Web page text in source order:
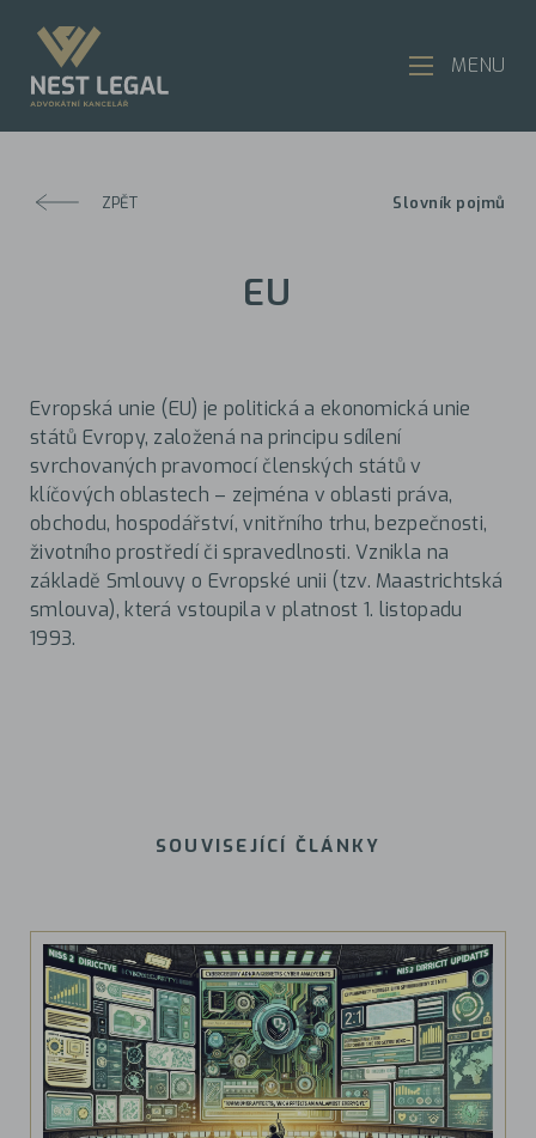
ZPĚT Slovník pojmů
EU
Evropská unie (EU) je politická a ekonomická unie
států Evropy, založená na principu sdílení
svrchovaných pravomocí členských států v
klíčových oblastech – zejména v oblasti práva,
obchodu, hospodářství, vnitřního trhu, bezpečnosti,
životního prostředí či spravedlnosti. Vznikla na
základě Smlouvy o Evropské unii (tzv. Maastrichtská
smlouva), která vstoupila v platnost 1. listopadu
1993.
SOUVISEJÍCÍ ČLÁNKY
MENU